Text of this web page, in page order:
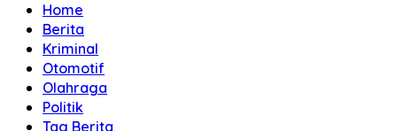
Home
Berita
Kriminal
Otomotif
Olahraga
Politik
Tag Berita